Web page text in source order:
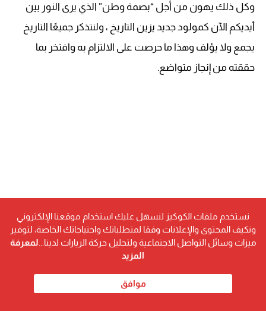
وكل ذلك يهون من أجل “بصمة وطن” الذي يرى النور بين
أيديكم الآن كمولود جديد يزين التاريخ ، ولنتذكر جميعًا التاريخ
يجمع ولا يؤلف وهذا ما حرصت على الالتزام به وافتخر بما
حققته من إنجاز متواضع.
نستخدم ملفات الكوكيز لنسهل عليك استخدام موقعنا الإلكتروني
ونكيف المحتوى والإعلانات وفقا لمتطلباتك واحتياجاتك الخاصة، لتوفير
ميزات وسائل التواصل الاجتماعية ولتحليل حركة الزيارات لدينا... لمعرفة
المزيد
موافق